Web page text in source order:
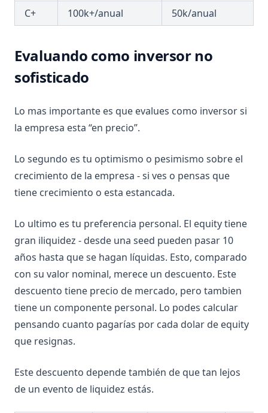
C+
100k+/anual 50k/anual
Evaluando como inversor no
sofisticado
Lo mas importante es que evalues como inversor si
la empresa esta “en precio”.
Lo segundo es tu optimismo o pesimismo sobre el
crecimiento de la empresa - si ves o pensas que
tiene crecimiento o esta estancada.
Lo ultimo es tu preferencia personal. El equity tiene
gran iliquidez - desde una seed pueden pasar 10
años hasta que se hagan líquidas. Esto, comparado
con su valor nominal, merece un descuento. Este
descuento tiene precio de mercado, pero tambien
tiene un componente personal. Lo podes calcular
pensando cuanto pagarías por cada dolar de equity
que resignas.
Este descuento depende también de que tan lejos
de un evento de liquidez estás.